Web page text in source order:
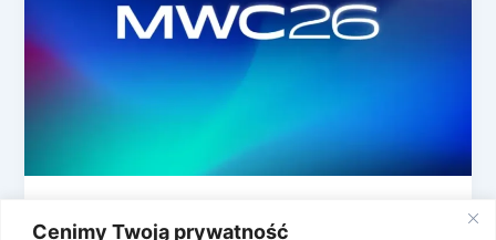
Cenimy Twoją prywatność